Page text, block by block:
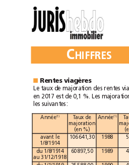
C HIFFRES
Année (1) Taux
de
majoration
(en%)
Année (1)
avant
le
1/8/1914
106641,30 1988
du
1/8/1914
au
31/12/1918
60897,50 1989
Rentes viagères
Le taux de majoration des rentes
en
2017 est de 0,1 %. Les
les
suivantes: